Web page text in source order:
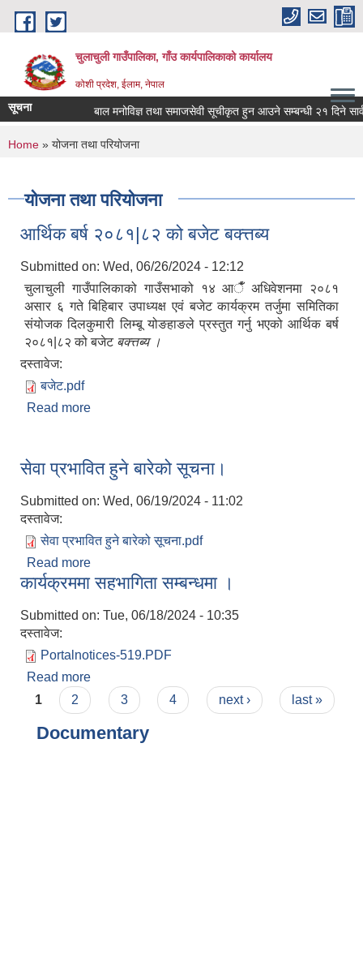
Skip to main content
चुलाचुली गाउँपालिका, गाँउ कार्यपालिकाको कार्यालय
कोशी प्रदेश, ईलाम, नेपाल
सूचना बाल मनोविज्ञ तथा समाजसेवी सूचीकृत हुन आउने सम्बन्धी २१ दिने
You are here
Home » योजना तथा परियोजना
योजना तथा परियोजना
आर्थिक बर्ष २०८१|८२ को बजेट बक्त्तब्य
Submitted on: Wed, 06/26/2024 - 12:12
चुलाचुली गाउँपालिकाको गाउँसभाको १४ आैँ अधिवेशनमा २०८१
असार ६ गते बिहिबार उपाध्यक्ष एवं बजेट कार्यक्रम तर्जुमा समितिका
संयोजक दिलकुमारी लिम्बू योङहाङले प्रस्तुत गर्नु भएको आर्थिक बर्ष
२०८१|८२ को बजेट बक्त्तब्य ।
दस्तावेज:
बजेट.pdf
Read more
सेवा प्रभावित हुने बारेको सूचना।
Submitted on: Wed, 06/19/2024 - 11:02
दस्तावेज:
सेवा प्रभावित हुने बारेको सूचना.pdf
Read more
कार्यक्रममा सहभागिता सम्बन्धमा ।
Submitted on: Tue, 06/18/2024 - 10:35
दस्तावेज:
Portalnotices-519.PDF
Read more
Pages
1 2 3 4 next › last »
Documentary